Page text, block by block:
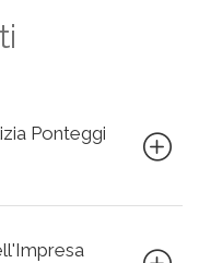
Ponteggi